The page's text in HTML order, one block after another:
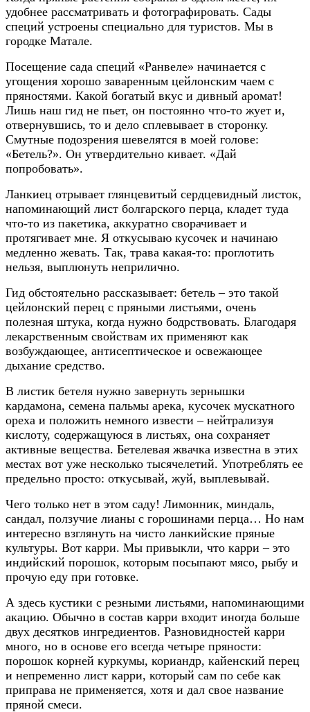
удобнее рассматривать и фотографировать. Сады
специй устроены специально для туристов. Мы в
городке Матале.
Посещение сада специй «Ранвеле» начинается с
угощения хорошо заваренным цейлонским чаем с
пряностями. Какой богатый вкус и дивный аромат!
Лишь наш гид не пьет, он постоянно что-то жует и,
отвернувшись, то и дело сплевывает в сторонку.
Смутные подозрения шевелятся в моей голове:
«Бетель?». Он утвердительно кивает. «Дай
попробовать».
Ланкиец отрывает глянцевитый сердцевидный листок,
напоминающий лист болгарского перца, кладет туда
что-то из пакетика, аккуратно сворачивает и
протягивает мне. Я откусываю кусочек и начинаю
медленно жевать. Так, трава какая-то: проглотить
нельзя, выплюнуть неприлично.
Гид обстоятельно рассказывает: бетель – это такой
цейлонский перец с пряными листьями, очень
полезная штука, когда нужно бодрствовать. Благодаря
лекарственным свойствам их применяют как
возбуждающее, антисептическое и освежающее
дыхание средство.
В листик бетеля нужно завернуть зернышки
кардамона, семена пальмы арека, кусочек мускатного
ореха и положить немного извести – нейтрализуя
кислоту, содержащуюся в листьях, она сохраняет
активные вещества. Бетелевая жвачка известна в этих
местах вот уже несколько тысячелетий. Употреблять ее
предельно просто: откусывай, жуй, выплевывай.
Чего только нет в этом саду! Лимонник, миндаль,
сандал, ползучие лианы с горошинами перца… Но нам
интересно взглянуть на чисто ланкийские пряные
культуры. Вот карри. Мы привыкли, что карри – это
индийский порошок, которым посыпают мясо, рыбу и
прочую еду при готовке.
А здесь кустики с резными листьями, напоминающими
акацию. Обычно в состав карри входит иногда больше
двух десятков ингредиентов. Разновидностей карри
много, но в основе его всегда четыре пряности:
порошок корней куркумы, кориандр, кайенский перец
и непременно лист карри, который сам по себе как
приправа не применяется, хотя и дал свое название
пряной смеси.